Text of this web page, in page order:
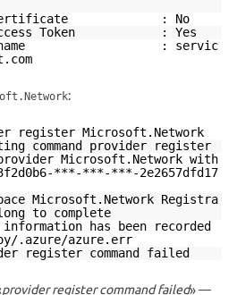
Certificate : No
Token : Yes
name : servic
:
register Microsoft.Network
command provider register
Microsoft.Network with
***-***-***-2e2657dfd17
Microsoft.Network Registra
to complete
has been recorded
.azure/azure.err
register command failed
provider register command failed» —